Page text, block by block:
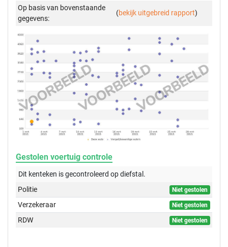
Op basis van bovenstaande
gegevens:
(bekijk uitgebreid rapport)
Gestolen voertuig controle
Dit kenteken is gecontroleerd opdiefstal.
Politie
Niet gestolen
Verzekeraar Niet gestolen
RDW Niet gestolen